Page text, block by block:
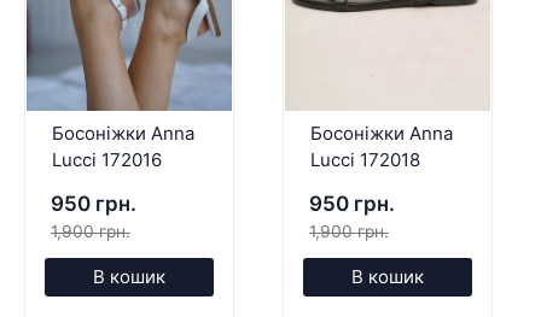
Босоніжки Anna
Lucci 172016
950 грн.
1,900 грн.
В кошик
Босоніжки Anna
Lucci 172018
950 грн.
1,900 грн.
В кошик